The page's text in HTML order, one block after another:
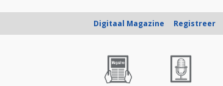
Digitaal Magazine Registreer